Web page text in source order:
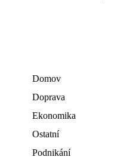
Domov
Doprava
Ekonomika
Ostatní
Podnikání